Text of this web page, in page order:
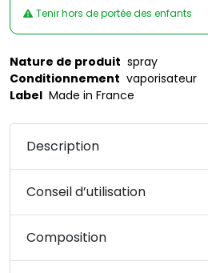
Tenir hors de portée des enfants
Nature de produit spray
Conditionnement vaporisateur
Label Made in France
Description
Conseil d’utilisation
Composition